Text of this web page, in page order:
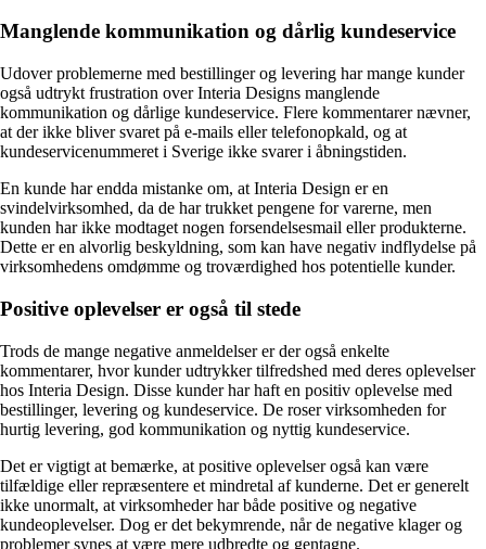
Manglende kommunikation og dårlig kundeservice
Udover problemerne med bestillinger og levering har mange kunder
også udtrykt frustration over Interia Designs manglende
kommunikation og dårlige kundeservice. Flere kommentarer nævner,
at der ikke bliver svaret på e-mails eller telefonopkald, og at
kundeservicenummeret i Sverige ikke svarer i åbningstiden.
En kunde har endda mistanke om, at Interia Design er en
svindelvirksomhed, da de har trukket pengene for varerne, men
kunden har ikke modtaget nogen forsendelsesmail eller produkterne.
Dette er en alvorlig beskyldning, som kan have negativ indflydelse på
virksomhedens omdømme og troværdighed hos potentielle kunder.
Positive oplevelser er også til stede
Trods de mange negative anmeldelser er der også enkelte
kommentarer, hvor kunder udtrykker tilfredshed med deres oplevelser
hos Interia Design. Disse kunder har haft en positiv oplevelse med
bestillinger, levering og kundeservice. De roser virksomheden for
hurtig levering, god kommunikation og nyttig kundeservice.
Det er vigtigt at bemærke, at positive oplevelser også kan være
tilfældige eller repræsentere et mindretal af kunderne. Det er generelt
ikke unormalt, at virksomheder har både positive og negative
kundeoplevelser. Dog er det bekymrende, når de negative klager og
problemer synes at være mere udbredte og gentagne.